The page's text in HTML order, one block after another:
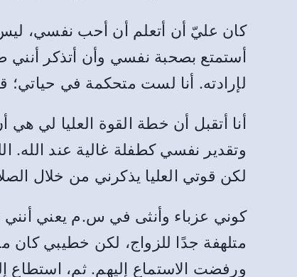
كان عليّ أن أتعلم أن أحب نفسي، ليس
أستمتع بصحبة نفسي وأن أتذكر أنني
لإرادته. أنا لست متحكمة في حياتي؛
أنا أتقبل أن خطة القوة العليا لي
وتقدير نفسي كطفلة غالية عند الله.
لكن قوتي العليا يذكرني من خلال
كوني عزباء وأنثى في س.م يعني أنني
متلهفة جدًا للزواج، لكن خطيبي
ورفضت الاستماع إليهم. ثم، استطاع